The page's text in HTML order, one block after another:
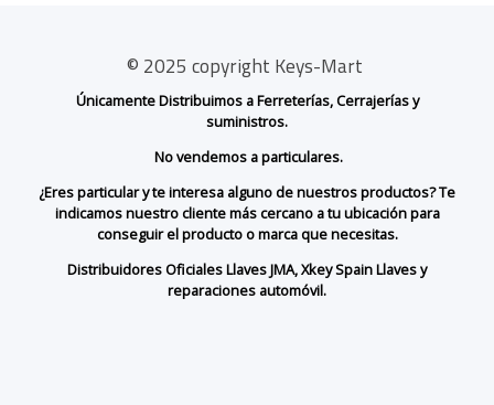
© 2025 copyright Keys-Mart
Únicamente Distribuimos a Ferreterías, Cerrajerías y
suministros.
No vendemos a particulares.
¿Eres particular y te interesa alguno de nuestros productos? Te
indicamos nuestro cliente más cercano a tu ubicación para
conseguir el producto o marca que necesitas.
Distribuidores Oficiales Llaves JMA, Xkey Spain Llaves y
reparaciones automóvil.